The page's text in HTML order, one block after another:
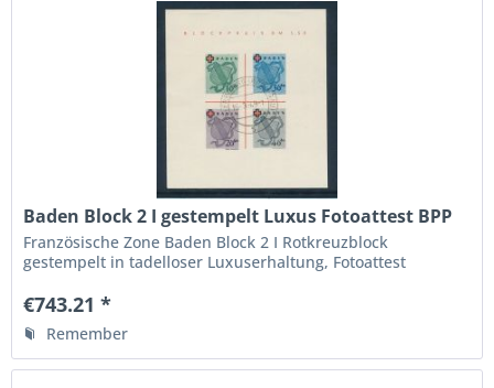
Baden Block 2 I gestempelt Luxus Fotoattest BPP
Französische Zone Baden Block 2 I Rotkreuzblock
gestempelt in tadelloser Luxuserhaltung, Fotoattest
Qualitätsstufe,
€743.21 *
Remember